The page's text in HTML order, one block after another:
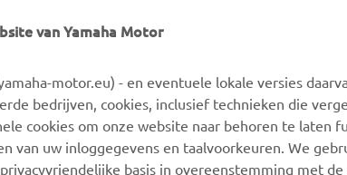
VOOR BEDRIJVEN
eBike systemen
Autoriteiten
Golfbanen
MyYamaha
Yamaha Music
Yamaha
van Yamaha Motor
motor.eu) - en eventuele lokale versies
bedrijven, cookies, inclusief technieken die
cookies om onze website naar behoren te laten
van uw inloggegevens en taalvoorkeuren. We
basis in overeenstemming met